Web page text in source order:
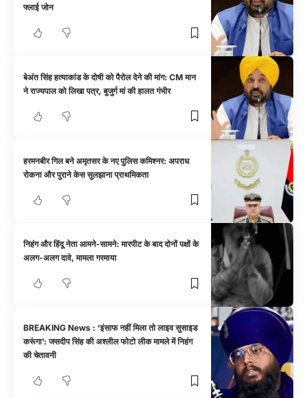
फ्लाई जोन
बेअंत सिंह हत्याकांड के दोषी को पैरोल देने की मांग: CM मान
ने राज्यपाल को लिखा पत्र, बुजुर्ग मां की हालत गंभीर
हरमनबीर गिल बने अमृतसर के नए पुलिस कमिश्नर: अपराध
रोकना और पुराने केस सुलझाना प्राथमिकता
निहंग और हिंदू नेता आमने-सामने: मारपीट के बाद दोनों पक्षों के
अलग-अलग दावे, मामला गरमाया
BREAKING News : ‘इंसाफ नहीं मिला तो लाइव सुसाइड
करूंगा’: जसदीप सिंह की अश्लील फोटो लीक मामले में निहंग
की चेतावनी